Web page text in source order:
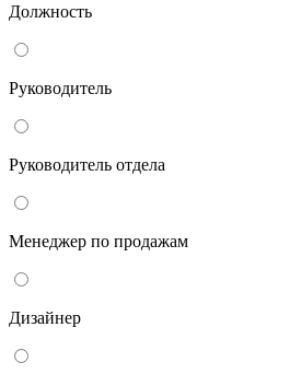
Должность
Руководитель
Руководитель отдела
Менеджер по продажам
Дизайнер